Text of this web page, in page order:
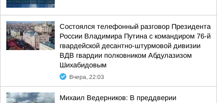
Состоялся телефонный разговор Президента
России Владимира Путина с командиром 76-й
гвардейской десантно-штурмовой дивизии
ВДВ гвардии полковником Абдулазизом
Шихабидовым
Вчера, 22:03
Михаил Ведерников: В преддверии